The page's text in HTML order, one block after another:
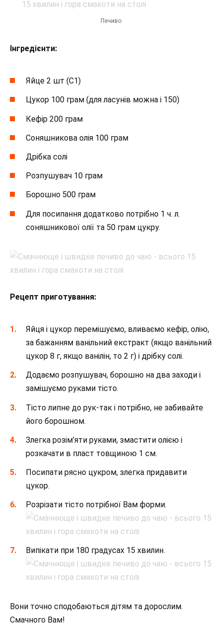
Печиво
Інгредієнти:
Яйце 2 шт (С1)
Цукор 100 грам (для ласунів можна і 150)
Кефір 200 грам
Соняшникова олія 100 грам
Дрібка солі
Розпушувач 10 грам
Борошно 500 грам
Для посипання додатково потрібно 1 ч. л.
соняшникової олії та 50 грам цукру.
Рецепт приготування:
Яйця і цукор перемішуємо, вливаємо кефір, олію,
за бажанням ванільний екстракт (якщо ванільний
цукор 8 г, якщо ванілін, то 2 г) і дрібку солі.
Додаємо розпушувач, борошно на два заходи і
замішуємо руками тісто.
Тісто липне до рук-так і потрібно, не забивайте
його борошном.
Злегка розім’яти руками, змастити олією і
розкачати в пласт товщиною 1 см.
Посипати рясно цукром, злегка придавити
цукор.
Розрізати тісто потрібної Вам форми.
Випікати при 180 градусах 15 хвилин.
Вони точно сподобаються дітям та дорослим.
Смачного Вам!